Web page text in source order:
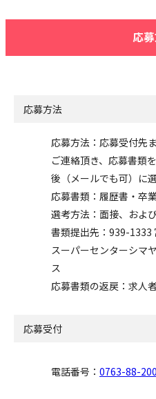
応
応募方法
応募方法：応募受付先
ご連絡頂き、応募書類
後（メールでも可）に
応募書類：履歴書・卒
選考方法：面接、およ
書類提出先：939-
スーパーセンターシマ
ス
応募書類の返戻：求人
応募受付
電話番号： 0763-88-